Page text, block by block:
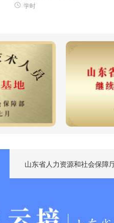
学时
山东省人力资源和社会保障